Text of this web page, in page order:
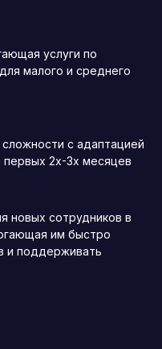
услуги по
малого и среднего
с адаптацией
первых 2х-3х месяцев
новых сотрудников в
им быстро
и поддерживать